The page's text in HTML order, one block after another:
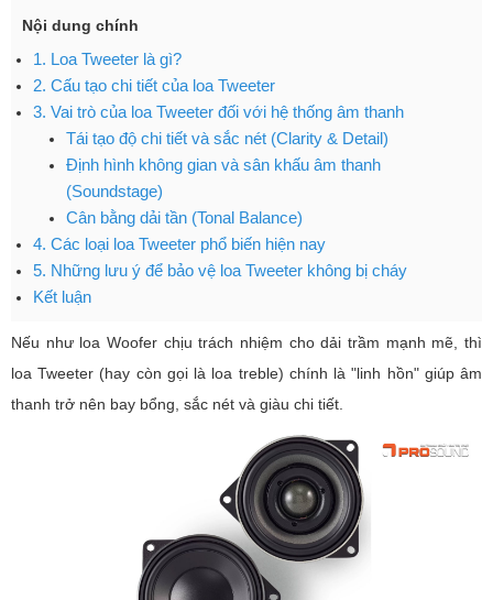
Nội dung chính
1. Loa Tweeter là gì?
2. Cấu tạo chi tiết của loa Tweeter
3. Vai trò của loa Tweeter đối với hệ thống âm thanh
Tái tạo độ chi tiết và sắc nét (Clarity & Detail)
Định hình không gian và sân khấu âm thanh
(Soundstage)
Cân bằng dải tần (Tonal Balance)
4. Các loại loa Tweeter phổ biến hiện nay
5. Những lưu ý để bảo vệ loa Tweeter không bị cháy
Kết luận
Nếu như loa Woofer chịu trách nhiệm cho dải trầm mạnh mẽ, thì
loa Tweeter (hay còn gọi là loa treble) chính là "linh hồn" giúp âm
thanh trở nên bay bổng, sắc nét và giàu chi tiết.